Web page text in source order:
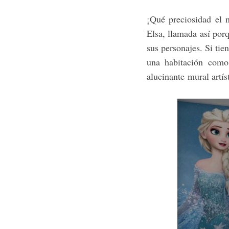
¡Qué preciosidad el
Elsa, llamada así
sus personajes. Si
una habitación
alucinante mural